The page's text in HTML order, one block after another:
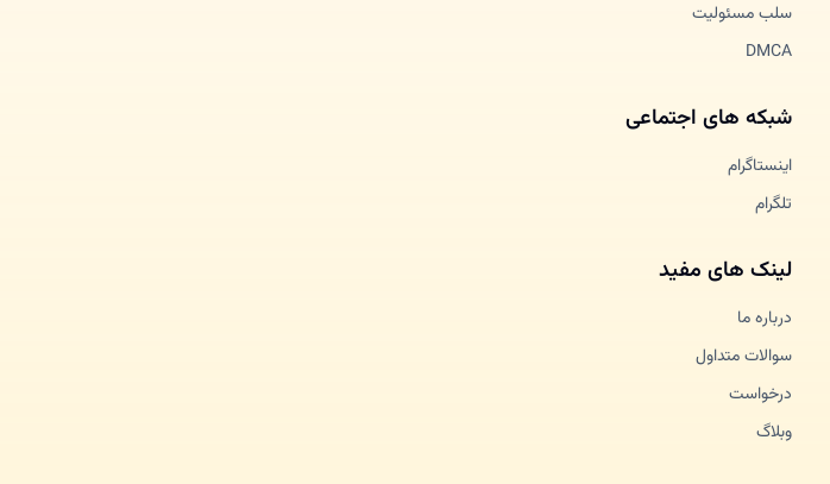
سلب مسئولیت
DMCA
شبکه های اجتماعی
اینستاگرام
تلگرام
لینک های مفید
درباره ما
سوالات متداول
درخواست
وبلاگ